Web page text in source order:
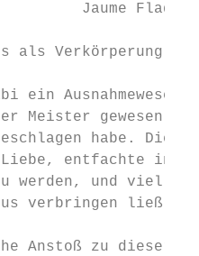
Jaume
als Verkörperung
ein
Meister gewesen
habe.
entfachte in
werden, und
verbringen ließ,
Anstoß zu dieser